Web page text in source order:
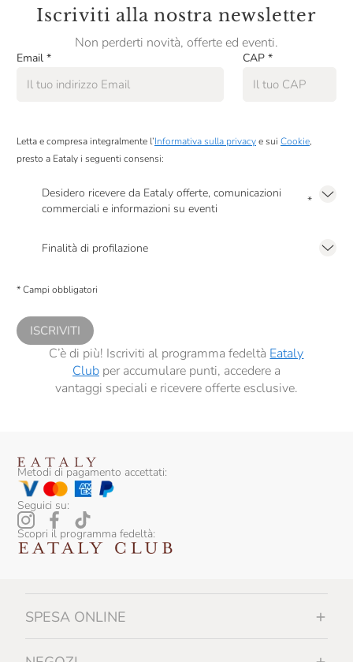
Iscriviti alla nostra newsletter
Non perderti novità, offerte ed eventi.
Email * CAP *
Letta e compresa integralmente l’Informativa sulla privacye sui Cookie,
presto a Eataly i seguenti consensi:
Desidero ricevere da Eataly offerte, comunicazioni
commerciali e informazioni su eventi
*
Finalità di profilazione
comunicazioni commerciali personalizzate, in caso di consenso prestato ai
* Campi obbligatori
ISCRIVITI
C’è di più! Iscriviti al programma fedeltà Eataly
Clubper accumulare punti, accedere a
vantaggi speciali e ricevere offerte esclusive.
Metodi di pagamento accettati:
Seguici su:
Scopri il programma fedeltà:
SPESA ONLINE